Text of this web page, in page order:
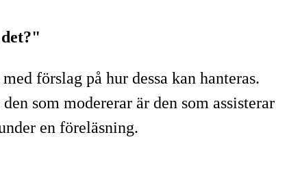
förslag på hur dessa kan hanteras.
som modererar är den som assisterar
en föreläsning.